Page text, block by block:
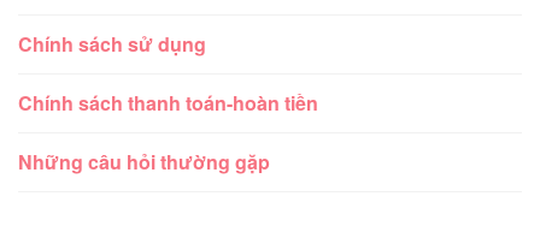
Chính sách sử dụng
Chính sách thanh toán-hoàn tiền
Những câu hỏi thường gặp